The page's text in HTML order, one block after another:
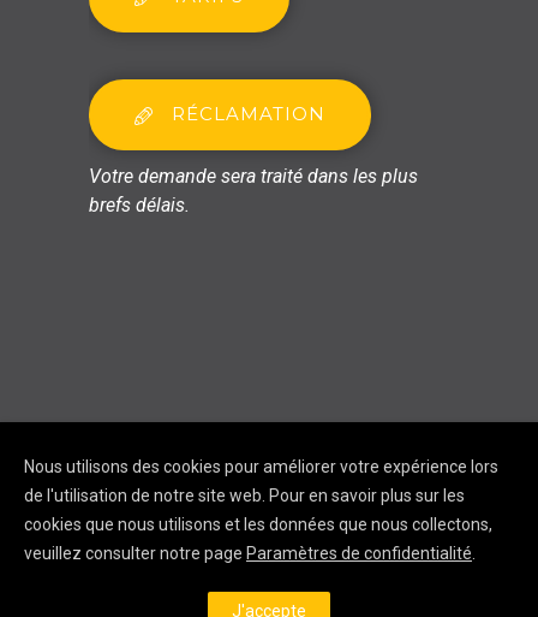
RÉCLAMATION
Votre demande sera traité dans les plus
brefs délais.
Copyright © Nova
Formation 2020. Tous droits
réservés
Politique de
Formations à distance
(secourisme canin,
Nous utilisons des cookies pour améliorer votre expérience lors
de l'utilisation de notre site web. Pour en savoir plus sur les
cookies que nous utilisons et les données que nous collectons,
veuillez consulter notre page Paramètres de confidentialité
J'accepte